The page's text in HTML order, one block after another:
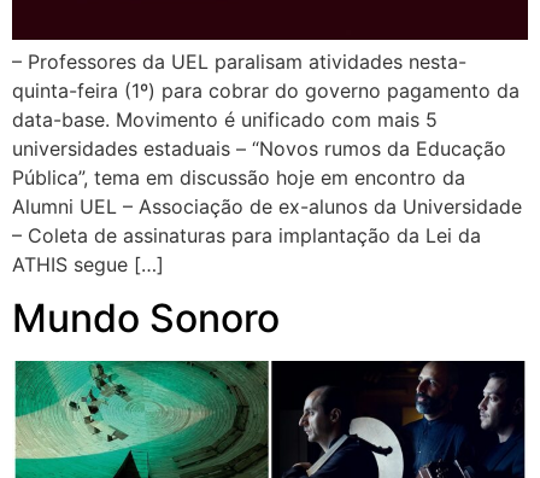
– Professores da UEL paralisam atividades nesta-
quinta-feira (1º) para cobrar do governo pagamento da
data-base. Movimento é unificado com mais 5
universidades estaduais – “Novos rumos da Educação
Pública”, tema em discussão hoje em encontro da
Alumni UEL – Associação de ex-alunos da Universidade
– Coleta de assinaturas para implantação da Lei da
ATHIS segue […]
Mundo Sonoro